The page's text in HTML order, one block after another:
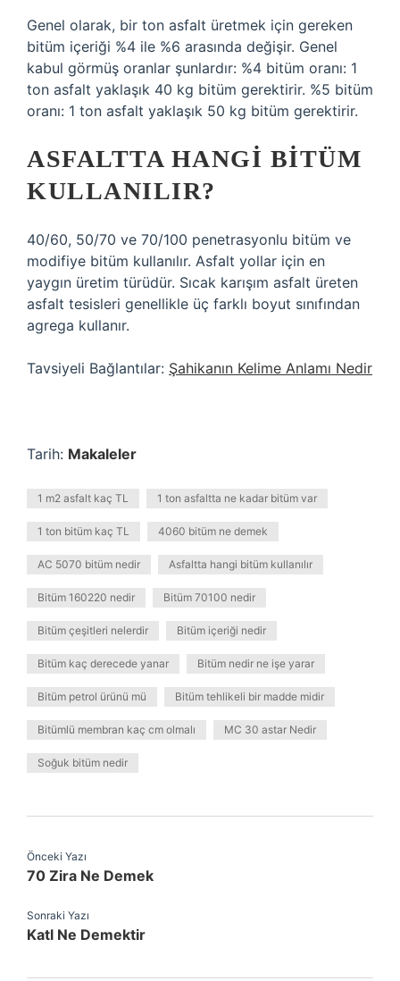
Genel olarak, bir ton asfalt üretmek için gereken
bitüm içeriği %4 ile %6 arasında değişir. Genel
kabul görmüş oranlar şunlardır: %4 bitüm oranı: 1
ton asfalt yaklaşık 40 kg bitüm gerektirir. %5 bitüm
oranı: 1 ton asfalt yaklaşık 50 kg bitüm gerektirir.
ASFALTTA HANGI BITÜM
KULLANILIR?
40/60, 50/70 ve 70/100 penetrasyonlu bitüm ve
modifiye bitüm kullanılır. Asfalt yollar için en
yaygın üretim türüdür. Sıcak karışım asfalt üreten
asfalt tesisleri genellikle üç farklı boyut sınıfından
agrega kullanır.
Tavsiyeli Bağlantılar: Şahikanın Kelime Anlamı Nedir
Tarih: Makaleler
1 m2 asfalt kaç TL 1 ton asfaltta ne kadar bitüm var
1 ton bitüm kaç TL 4060 bitüm ne demek
AC 5070 bitüm nedir Asfaltta hangi bitüm kullanılır
Bitüm 160220 nedir Bitüm 70100 nedir
Bitüm çeşitleri nelerdir Bitüm içeriği nedir
Bitüm kaç derecede yanar Bitüm nedir ne işe yarar
Bitüm petrol ürünü mü Bitüm tehlikeli bir madde midir
Bitümlü membran kaç cm olmalı MC 30 astar Nedir
Soğuk bitüm nedir
Önceki Yazı
70 Zira Ne Demek
Sonraki Yazı
Katl Ne Demektir